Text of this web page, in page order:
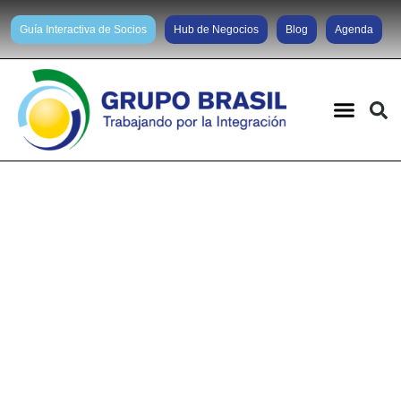
Guía Interactiva de Socios Hub de Negocios Blog Agenda